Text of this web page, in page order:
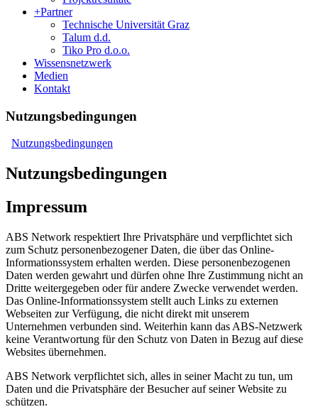
+Partner
Technische Universität Graz
Talum d.d.
Tiko Pro d.o.o.
Wissensnetzwerk
Medien
Kontakt
Nutzungsbedingungen
Nutzungsbedingungen
Nutzungsbedingungen
Impressum
ABS Network respektiert Ihre Privatsphäre und verpflichtet sich
zum Schutz personenbezogener Daten, die über das Online-
Informationssystem erhalten werden. Diese personenbezogenen
Daten werden gewahrt und dürfen ohne Ihre Zustimmung nicht an
Dritte weitergegeben oder für andere Zwecke verwendet werden.
Das Online-Informationssystem stellt auch Links zu externen
Webseiten zur Verfügung, die nicht direkt mit unserem
Unternehmen verbunden sind. Weiterhin kann das ABS-Netzwerk
keine Verantwortung für den Schutz von Daten in Bezug auf diese
Websites übernehmen.
ABS Network verpflichtet sich, alles in seiner Macht zu tun, um
Daten und die Privatsphäre der Besucher auf seiner Website zu
schützen.